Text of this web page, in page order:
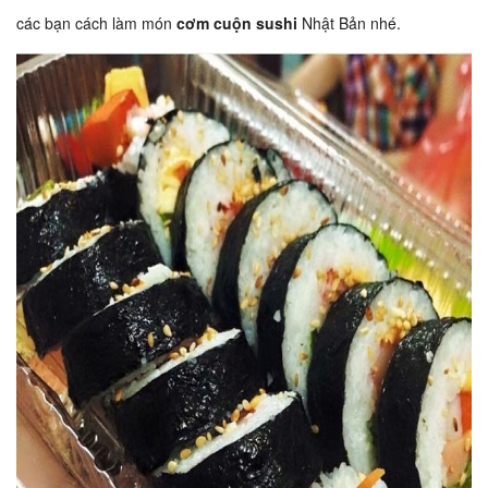
các bạn cách làm món cơm cuộn sushi Nhật Bản nhé.